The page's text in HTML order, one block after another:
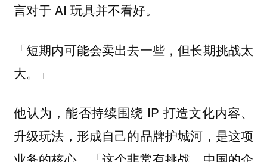
言对于 AI 玩具并不看好。
「短期内可能会卖出去一些，但长期挑战太
大。」
他认为，能否持续围绕 IP 打造文化内容、
升级玩法，形成自己的品牌护城河，是这项